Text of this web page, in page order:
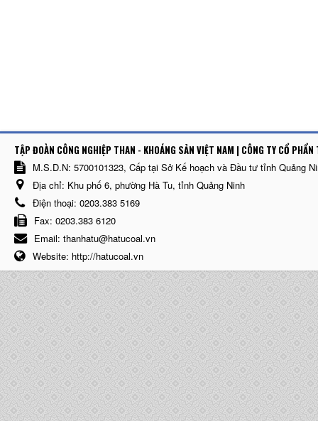
TẬP ĐOÀN CÔNG NGHIỆP THAN - KHOÁNG SẢN VIỆT NAM | CÔNG TY CỔ
M.S.D.N: 5700101323, Cấp tại Sở Kế hoạch và Đầu tư tỉnh Quảng
Địa chỉ: Khu phố 6, phường Hà Tu, tỉnh Quảng Ninh
Điện thoại: 0203.383 5169
Fax: 0203.383 6120
Email: thanhatu@hatucoal.vn
Website: http://hatucoal.vn